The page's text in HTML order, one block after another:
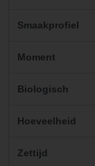
Smaakprofiel
Moment
Biologisch
Hoeveelheid
Zettijd